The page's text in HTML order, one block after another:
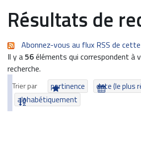
Résultats de
Abonnez-vous au flux RSS de
Il y a56éléments qui correspondent à
recherche.
Trier par pertinence
date (le plus
alphabétiquement